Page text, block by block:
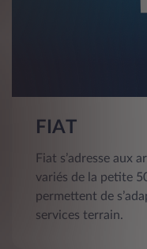
FIAT
Fiat s’adresse aux
variés de la petite
permettent de
services terrain.